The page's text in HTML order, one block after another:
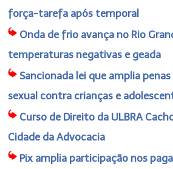
força-tarefa após temporal
Onda de frio avança no Rio
temperaturas negativas e geada
Sancionada lei que amplia
sexual contra crianças e
Curso de Direito da ULBRA
Cidade da Advocacia
Pix amplia participação nos